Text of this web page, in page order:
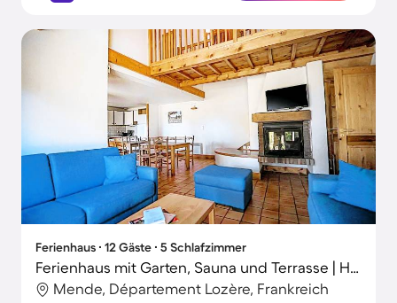
Ferienhaus ∙ 12 Gäste ∙ 5 Schlafzimmer
Ferienhaus mit Garten, Sauna und Terrasse | Haustiere sind willkommen
Mende, Département Lozère, Frankreich